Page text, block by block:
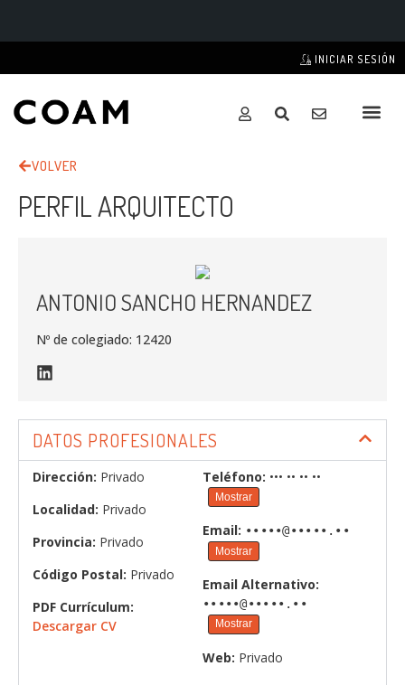
INICIAR SESIÓN
VOLVER
PERFIL ARQUITECTO
ANTONIO SANCHO HERNANDEZ
Nº de colegiado: 12420
DATOS PROFESIONALES
Dirección: Privado
Localidad: Privado
Provincia: Privado
Código Postal: Privado
PDF Currículum:
Descargar CV
Teléfono: ••• •• •• ••
Mostrar
Email: •••••@•••••.••
Mostrar
Email Alternativo:
•••••@•••••.••
Mostrar
Web: Privado